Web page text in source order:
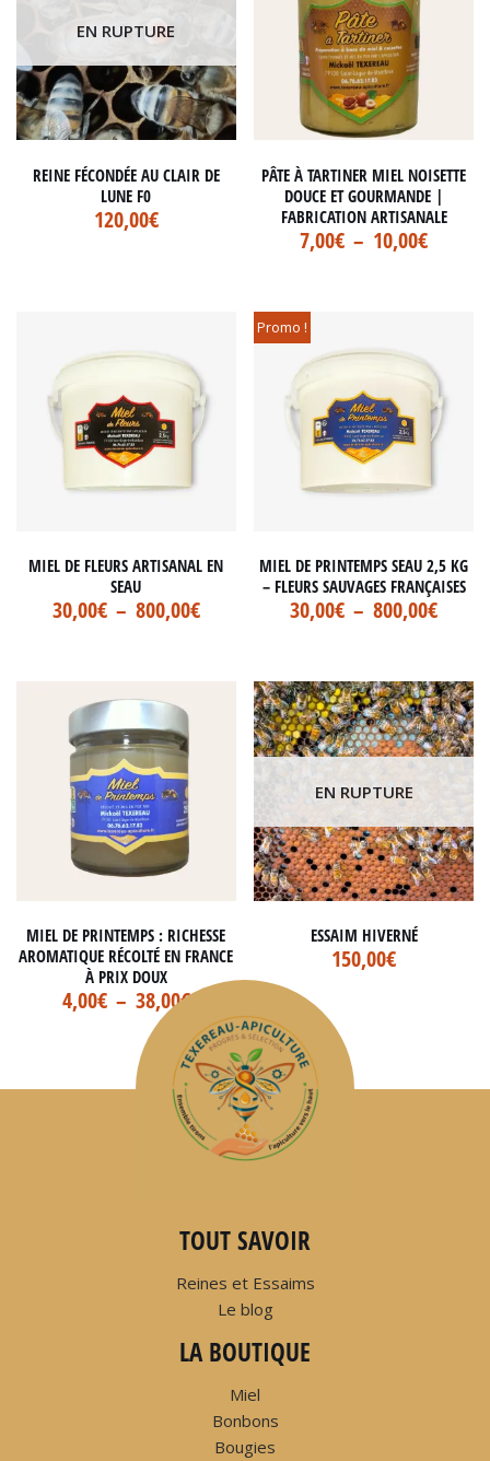
EN RUPTURE
REINE FÉCONDÉE AU CLAIR DE
LUNE F0
120,00€
PÂTE À TARTINER MIEL NOISETTE
DOUCE ET GOURMANDE |
FABRICATION ARTISANALE
7,00€ – 10,00€
MIEL DE FLEURS ARTISANAL EN
SEAU
30,00€ – 800,00€
Promo !
MIEL DE PRINTEMPS SEAU 2,5 KG
– FLEURS SAUVAGES FRANÇAISES
30,00€ – 800,00€
MIEL DE PRINTEMPS : RICHESSE
AROMATIQUE RÉCOLTÉ EN FRANCE
À PRIX DOUX
4,00€ – 38,00€
EN RUPTURE
ESSAIM HIVERNÉ
150,00€
TOUT SAVOIR
Reines et Essaims
Le blog
LA BOUTIQUE
Miel
Bonbons
Bougies